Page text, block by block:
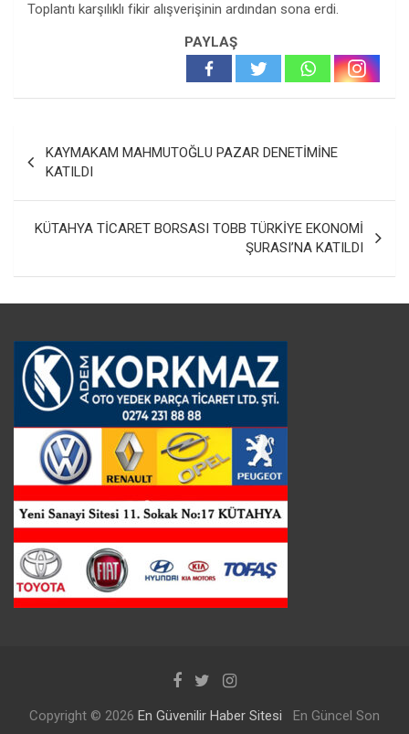
Toplantı karşılıklı fikir alışverişinin ardından sona erdi.
PAYLAŞ
gezinmesi
KAYMAKAM MAHMUTOĞLU PAZAR DENETİMİNE
KATILDI
KÜTAHYA TİCARET BORSASI TOBB TÜRKİYE EKONOMİ
ŞURASI’NA KATILDI
Copyright © 2026 En Güvenilir Haber Sitesi
En Güncel Son